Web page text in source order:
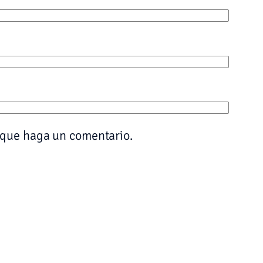
haga un comentario.